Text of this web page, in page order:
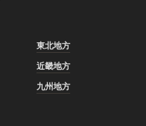
東北地方
近畿地方
九州地方